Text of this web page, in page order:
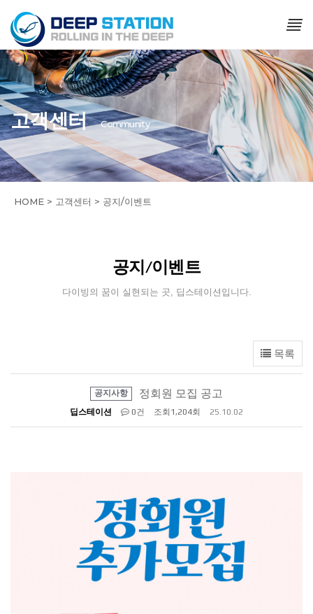
고객센터 Community
HOME > 고객센터 > 공지/이벤트
공지/이벤트
다이빙의 꿈이 실현되는 곳, 딥스테이션입니다.
목록
공지사항 정회원 모집 공고
딥스테이션 0건 조회 1,204회 25.10.02